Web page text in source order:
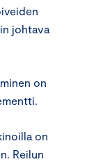
johtava
on
on
Reilun